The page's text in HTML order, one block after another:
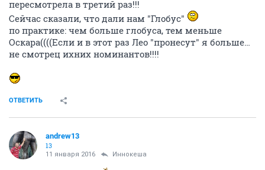
пересмотрела в третий раз!!!
Сейчас сказали, что дали нам "Глобус"
по практике: чем больше глобуса, тем меньше
Оскара((((Если и в этот раз Лео "пронесут" я больше…
не смотрец ихних номинантов!!!!
ОТВЕТИТЬ
andrew13
13
11 января 2016 Иннокеша